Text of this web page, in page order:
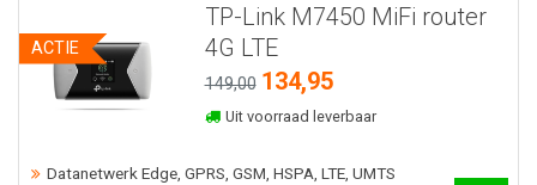
TP-Link M7450 MiFi router
4G LTE
149,00 134,95
Uit voorraad leverbaar
ACTIE
Datanetwerk Edge, GPRS, GSM, HSPA, LTE, UMTS